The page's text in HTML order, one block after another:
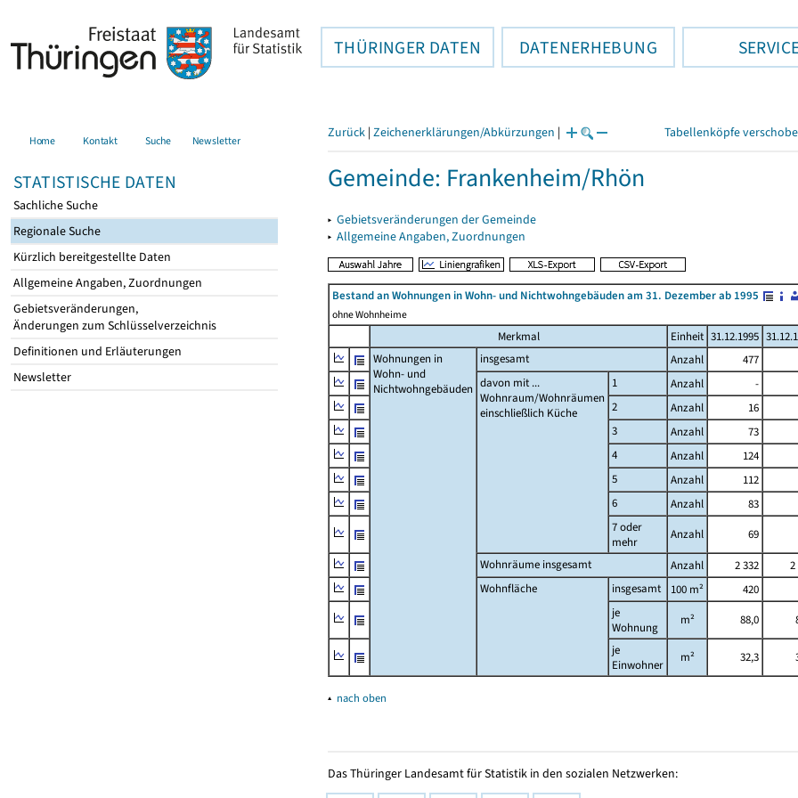
THÜRINGER DATEN DATENERHEBUNG
Home Kontakt Suche Newsletter
STATISTISCHE DATEN
Sachliche Suche
Regionale Suche
Kürzlich bereitgestellte Daten
Allgemeine Angaben, Zuordnungen
Gebietsveränderungen,
Änderungen zum Schlüsselverzeichnis
Definitionen und Erläuterungen
Newsletter
Zurück | Zeichenerklärungen/Abkürzungen | Tabellenköpfe
Gemeinde: Frankenheim/Rhön
▸ Gebietsveränderungen der Gemeinde
▸ Allgemeine Angaben, Zuordnungen
Bestand an Wohnungen in Wohn- und Nichtwohngebäuden am 31. Dezember ab 1995
ohne Wohnheime
Merkmal Einheit 31.12.1995
Wohnungen in
Wohn- und
Nichtwohngebäuden
insgesamt Anzahl
477
davon mit ...
Wohnraum/Wohnräumen
einschließlich Küche
1 Anzahl
-
2
Anzahl
16
3
Anzahl
73
4
Anzahl
124
5
Anzahl
112
6
Anzahl
83
7 oder
mehr
Anzahl
69
Wohnräume insgesamt
Anzahl 2 332
2
Wohnfläche
insgesamt 100 m²
420
je
Wohnung
m² 88,0
je
Einwohner
m² 32,3
▴ nach oben
Das Thüringer Landesamt für Statistik in den sozialen Netzwerken: